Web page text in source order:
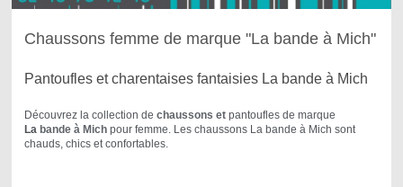
Chaussons femme de marque "La bande à Mich"
Pantoufles et charentaises fantaisies La bande à Mich
Découvrez la collection de chaussons et pantoufles de marque
La bande à Michpour femme. Les chaussons La bande à Mich sont
chauds, chics et confortables.